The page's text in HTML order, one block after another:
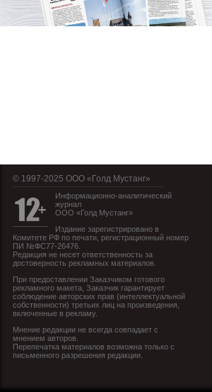
© 1997-2025 OOO «Голд Мустанг»
Информационно-аналитический
журнал
ООО «Голд Мустанг»
Издание зарегистрировано в
Комитете РФ по печати, регистрационный номер
ПИ №ФС77-26476.
Редакция не несет ответственность за
достоверность рекламных материалов.
При предоставлении Заказчиком готового
рекламного макета, Заказчик гарантирует
соблюдение авторских прав (интеллектуальной
собственности) третьих лиц на произведения,
включенные в рекламу.
Мнение редакции не всегда совпадает с
мнением авторов.
Перепечатка материалов возможна только с
письменного разрешения редакции.